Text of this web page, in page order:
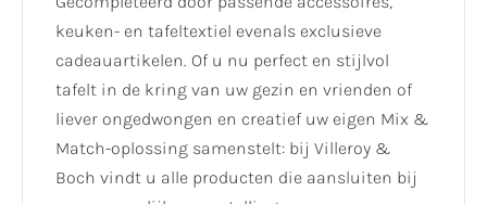
keuken- en tafeltextiel evenals exclusieve
cadeauartikelen. Of u nu perfect en stijlvol
tafelt in de kring van uw gezin en vrienden of
liever ongedwongen en creatief uw eigen Mix &
Match-oplossing samenstelt: bij Villeroy &
Boch vindt u alle producten die aansluiten bij